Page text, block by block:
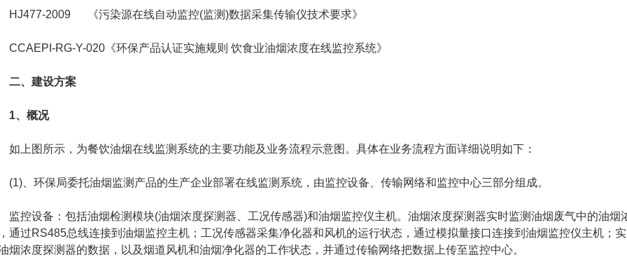
2009 《污染源在线自动监控(监测)数据采集传输仪技术要求》
RG-Y-020《环保产品认证实施规则 饮食业油烟浓度在线监控系统》
二、建设方案
1、 概况
图所示，为餐饮油烟在线监测系统的主要功能及业务流程示意图。具体在业务流程方面详细说明如下：
环保局委托油烟监测产品的生产企业部署在线监测系统，由监控设备、传输网络和监控中心三部分组成。
设备：包括油烟检测模块(油烟浓度探测器、工况传感器)和油烟监控仪主机。油烟浓度探测器实时监测油烟废气中的油烟
通过RS485总线连接到油烟监控主机；工况传感器采集净化器和风机的运行状态，通过模拟量接口连接到油烟监控仪主机；
烟浓度探测器的数据，以及烟道风机和油烟净化器的工作状态，并通过传输网络把数据上传至监控中心。